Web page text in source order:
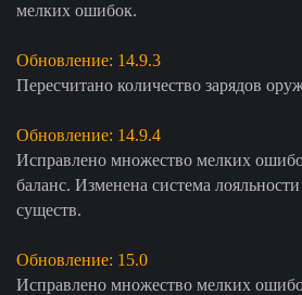
мелких ошибок.
Обновление: 14.9.3
Пересчитано количество зарядов
Обновление: 14.9.4
Исправлено множество мелких
баланс. Изменена система
существ.
Обновление: 15.0
Исправлено множество мелких